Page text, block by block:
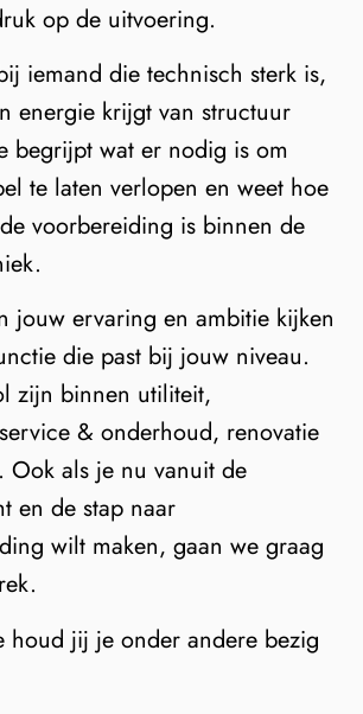
op de uitvoering.
iemand die technisch sterk is,
energie krijgt van structuur
begrijpt wat er nodig is om
te laten verlopen en weet hoe
voorbereiding is binnen de
jouw ervaring en ambitie kijken
die past bij jouw niveau.
zijn binnen utiliteit,
& onderhoud, renovatie
Ook als je nu vanuit de
en de stap naar
wilt maken, gaan we graag
houd jij je onder andere bezig